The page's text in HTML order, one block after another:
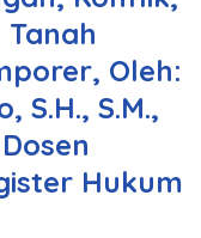
Oleh:
S.H., S.M.,
Hukum